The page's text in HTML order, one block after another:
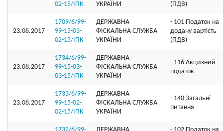
02-15/ІПК
УКРАЇНИ
(ПДВ)
23.08.2017
1709/6/99-
99-15-03-
02-15/ІПК
ДЕРЖАВНА
ФІСКАЛЬНА СЛУЖБА
УКРАЇНИ
- 101 Податок на
додану вартість
(ПДВ)
23.08.2017
1734/6/99-
99-15-03-
03-15/ІПК
ДЕРЖАВНА
ФІСКАЛЬНА СЛУЖБА
УКРАЇНИ
- 116 Акцизний
податок
23.08.2017
1733/6/99-
99-15-02-
02-15/ІПК
ДЕРЖАВНА
ФІСКАЛЬНА СЛУЖБА
УКРАЇНИ
- 140 Загальні
питання